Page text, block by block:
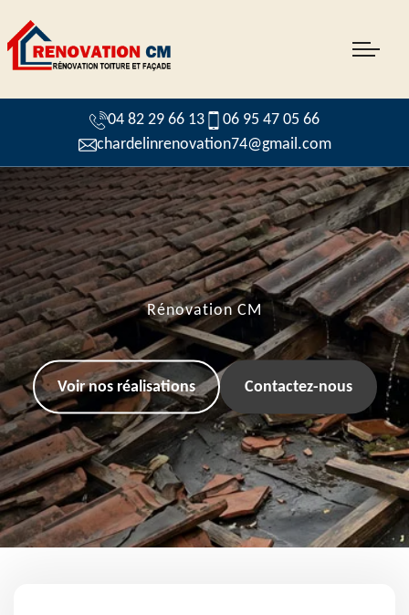
04 82 29 66 13
06 95 47 05 66
chardelinrenovation74@gmail.com
Rénovation CM
Voir nos réalisations Contactez-nous